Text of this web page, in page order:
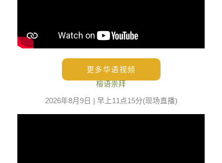
更多华语视频
榕语崇拜
2026年8月9日 | 早上11点15分(现场直播)